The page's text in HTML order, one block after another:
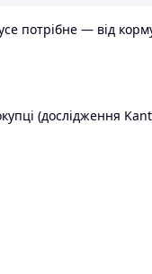
— від
(дослідження